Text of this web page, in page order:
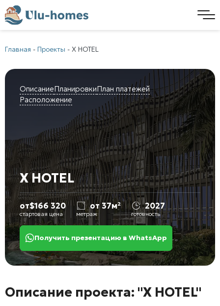
Главная - Проекты - X HOTEL
ОписаниеПланировкиПлан платежей
Расположение
X HOTEL
от$166 320
стартовая цена
от 37м²
метраж
2027
готовность
Получить презентацию в WhatsApp
Описание проекта: "X HOTEL"